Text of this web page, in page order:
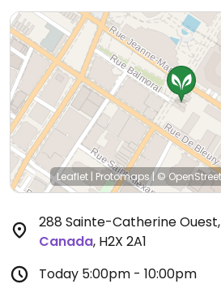
Leaflet | Protomaps|©
288 Sainte-Catherine Ouest,
Canada, H2X 2A1
Today 5:00pm - 10:00pm